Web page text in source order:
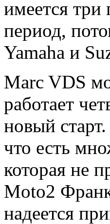
имеется три
период,
Yamaha и
Marc VDS
работает
новый
что есть
которая не
Moto2
надеется